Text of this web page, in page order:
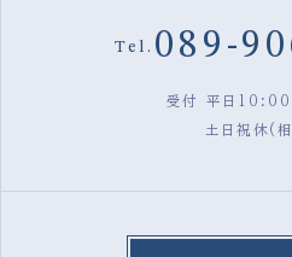
Tel. 089-
受付 平日
土日祝休(